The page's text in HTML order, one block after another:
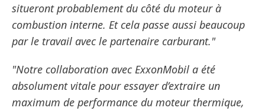
situeront probablement du côté du moteur à
combustion interne. Et cela passe aussi beaucoup
par le travail avec le partenaire carburant."
"Notre collaboration avec ExxonMobil a été
absolument vitale pour essayer d’extraire un
maximum de performance du moteur thermique,